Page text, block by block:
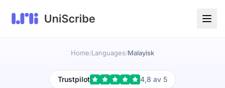
Home/Languages/Malayisk
Trustpilot 4,8 av 5